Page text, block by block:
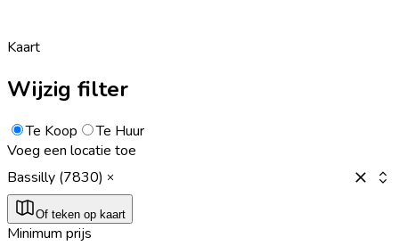
Kaart
Wijzig filter
Te Koop
Te Huur
Voeg een locatie toe
Bassilly (7830)
Of teken op kaart
Minimum prijs